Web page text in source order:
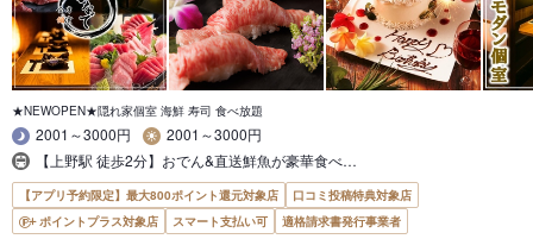
★NEWOPEN★隠れ家個室 海鮮 寿司 食べ放題
2001～3000円
2001～3000円
【上野駅 徒歩2分】おでん&直送鮮魚が豪華食べ…
【アプリ予約限定】最大800ポイント還元対象店
口コミ投稿特典対象店
ポイントプラス対象店
スマート支払い可 適格請求書発行事業者